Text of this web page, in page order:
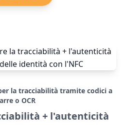
la tracciabilità tramite codici a
o OCR
+ l'autenticità